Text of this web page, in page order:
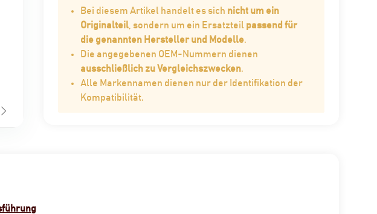
Bei diesem Artikel handelt es sich nicht um ein
Originalteil , sondern um ein Ersatzteil passend für
die genannten Hersteller und Modelle.
Die angegebenen OEM-Nummern dienen
ausschließlich zu Vergleichszwecken.
Alle Markennamen dienen nur der Identifikation der
Kompatibilität.